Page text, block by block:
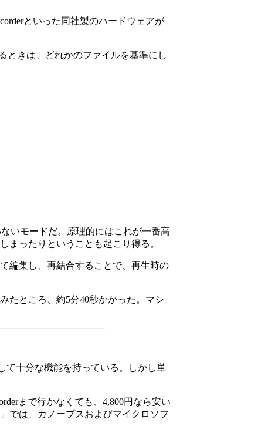
といった同社製のハードウェアが
ときは、どれかのファイルを基準にし
いモードだ。原理的にはこれが一番高
まったりということも起こり得る。
編集し、再結合することで、再生時の
たところ、約5分40秒かかった。マシ
て十分な機能を持っている。しかし単
まで行かなくても、4,800円なら安い
では、カノープスおよびマイクロソフ